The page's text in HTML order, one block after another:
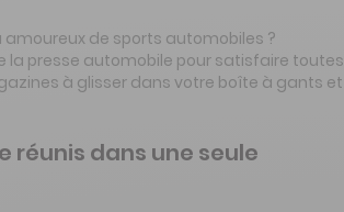
de sports automobiles ?
la presse automobile pour satisfaire toutes
à glisser dans votre boîte à gants et
réunis dans une seule